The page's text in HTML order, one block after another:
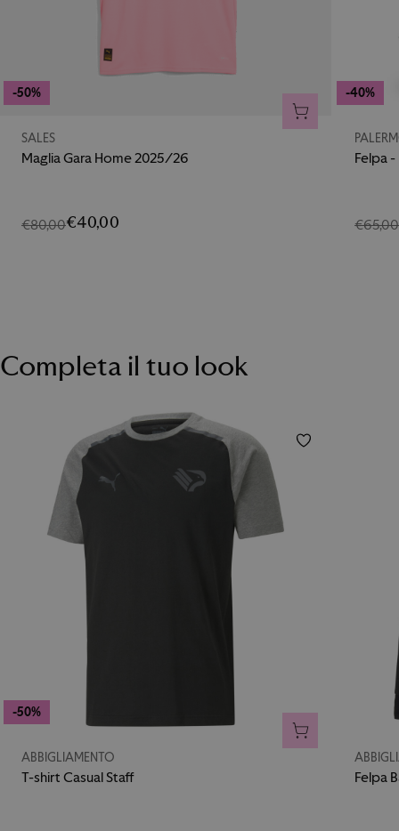
-50%
AGGIUNGI AL
SALES
Maglia Gara Home 2025/26
€80,00€40,00
-40%
Felpa
€65,00
Completa il tuo look
-50%
AGGIUNGI AL
ABBIGLIAMENTO
T-shirt Casual Staff Felpa